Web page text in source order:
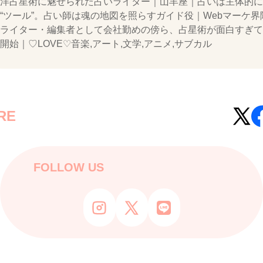
ツール”。占い師は魂の地図を照らすガイド役｜Webマーケ界
イター・編集者として会社勤めの傍ら、占星術が面白すぎ
始｜♡LOVE♡音楽,アート,文学,アニメ,サブカル
FOLLOW US